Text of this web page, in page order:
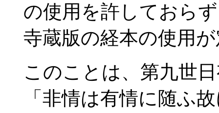
の使用を許しておら
寺蔵版の経本の使用
このことは、第九世
「非情は有情に随ふ